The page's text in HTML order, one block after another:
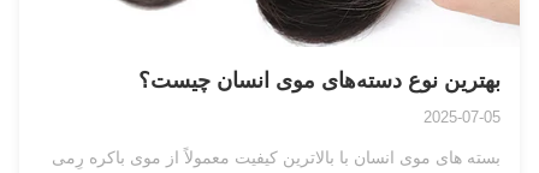
بهترین نوع دسته‌های موی انسان چیست؟
2025-07-05
بسته های موی انسان با بالاترین کیفیت معمولاً از موی باکره رِمی